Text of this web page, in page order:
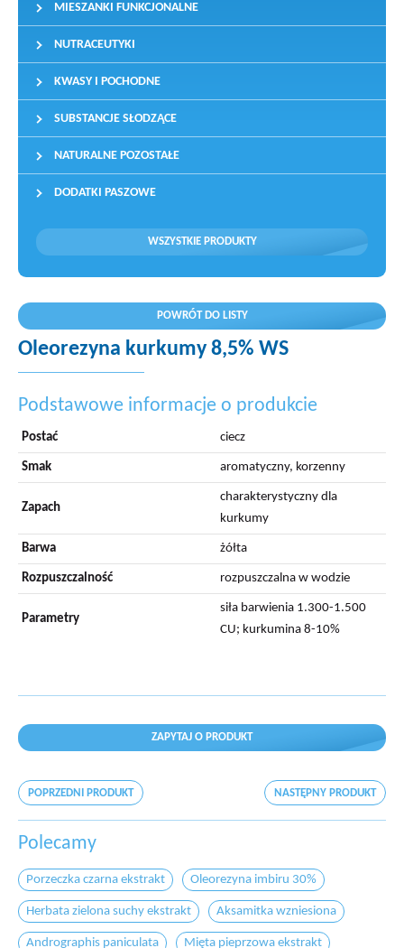
MIESZANKI FUNKCJONALNE
NUTRACEUTYKI
KWASY I POCHODNE
SUBSTANCJE SŁODZĄCE
NATURALNE POZOSTAŁE
DODATKI PASZOWE
WSZYSTKIE PRODUKTY
POWRÓT DO LISTY
Oleorezyna kurkumy 8,5% WS
Podstawowe informacje o produkcie
Postać ciecz
Smak aromatyczny, korzenny
Zapach
charakterystyczny dla
kurkumy
Barwa żółta
Rozpuszczalność rozpuszczalna w wodzie
Parametry
siła barwienia 1.300-1.500
CU; kurkumina 8-10%
ZAPYTAJ O PRODUKT
POPRZEDNI PRODUKT NASTĘPNY PRODUKT
Polecamy
Porzeczka czarna ekstrakt Oleorezyna imbiru 30%
Herbata zielona suchy ekstrakt Aksamitka wzniesiona
Andrographis paniculata Mięta pieprzowa ekstrakt